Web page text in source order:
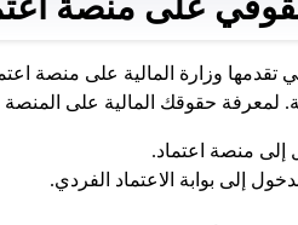
تقدمها وزارة المالية على منصة
لمعرفة حقوقك المالية على المنصة
إلى منصة اعتماد.
إلى بوابة الاعتماد الفردي.